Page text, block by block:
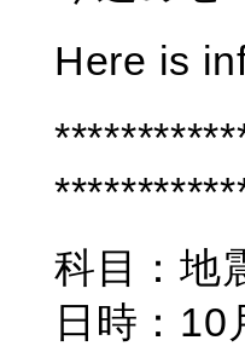
Here is
科目：地
日時：